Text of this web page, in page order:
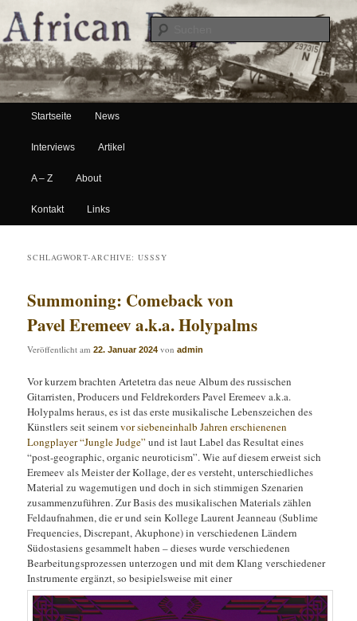
African Paper
Hauptmenü
Zum Inhalt wechseln
Zum sekundären Inhalt wechseln
Startseite News
Interviews Artikel
A – Z About
Kontakt Links
SCHLAGWORT-ARCHIVE:USSSY
Summoning: Comeback von
Pavel Eremeev a.k.a. Holypalms
Veröffentlicht am22. Januar 2024 vonadmin
Vor kurzem brachten Artetetra das neue Album des russischen
Gitarristen, Producers und Feldrekorders Pavel Eremeev a.k.a.
Holypalms heraus, es ist das erste musikalische Lebenszeichen des
Künstlers seit seinemvor siebeneinhalb Jahren erschienenen
Longplayer “Jungle Judge” und ist laut Label das Resultat eines
“post-geographic, organic neuroticism”. Wie auf diesem erweist sich
Eremeev als Meister der Kollage, der es versteht, unterschiedliches
Material zu wagemutigen und doch in sich stimmigen Szenarien
zusammenzuführen. Zur Basis des musikalischen Materials zählen
Feldaufnahmen, die er und sein Kollege Laurent Jeanneau (Sublime
Frequencies, Discrepant, Akuphone) in verschiedenen Ländern
Südostasiens gesammelt haben – dieses wurde verschiedenen
Bearbeitungsprozessen unterzogen und mit dem Klang verschiedener
Instrumente ergänzt, so besipielsweise mit einer